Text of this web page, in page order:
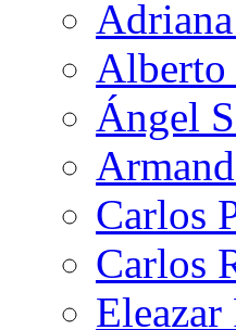
Alberto
Ángel
Carlos
Carlos
Eleazar